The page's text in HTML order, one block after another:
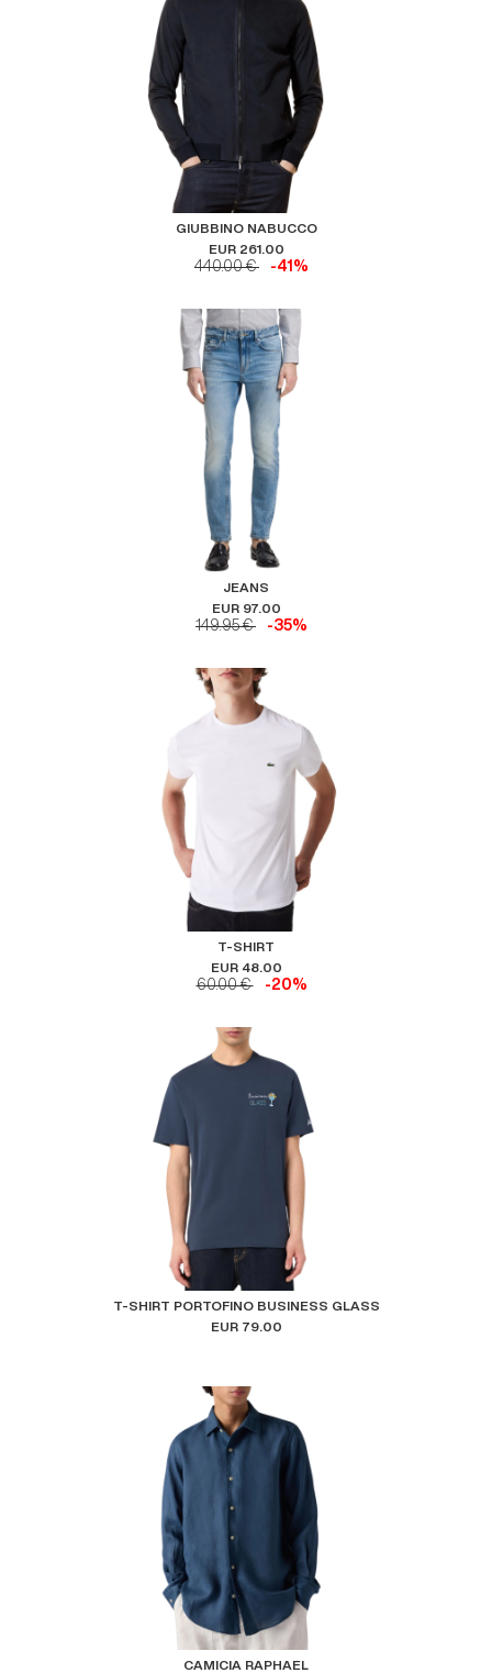
GIUBBINO NABUCCO
EUR 261.00
440.00 € -41%
JEANS
EUR 97.00
149.95 € -35%
T-SHIRT
EUR 48.00
60.00 € -20%
T-SHIRT PORTOFINO BUSINESS GLASS
EUR 79.00
CAMICIA RAPHAEL